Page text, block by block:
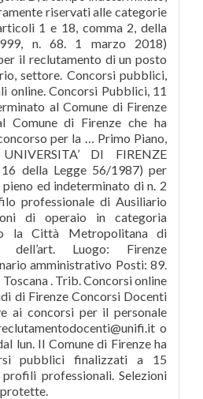
riservati alle categorie
1 e 18, comma 2, della
n. 68. 1 marzo 2018)
il reclutamento di un posto
settore. Concorsi pubblici,
online. Concorsi Pubblici, 11
al Comune di Firenze
Comune di Firenze che ha
per la … Primo Piano,
DI FIRENZE
16 della Legge 56/1987) per
pieno ed indeterminato di n. 2
professionale di Ausiliario
di operaio in categoria
la Città Metropolitana di
Luogo: Firenze
amministrativo Posti: 89.
Toscana . Trib. Concorsi online
di Firenze Concorsi Docenti
ai concorsi per il personale
o
lun. Il Comune di Firenze ha
pubblici finalizzati a 15
professionali. Selezioni